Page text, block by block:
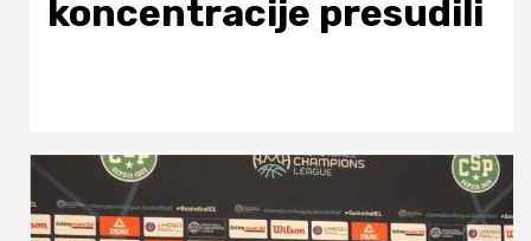
koncentracije presudili